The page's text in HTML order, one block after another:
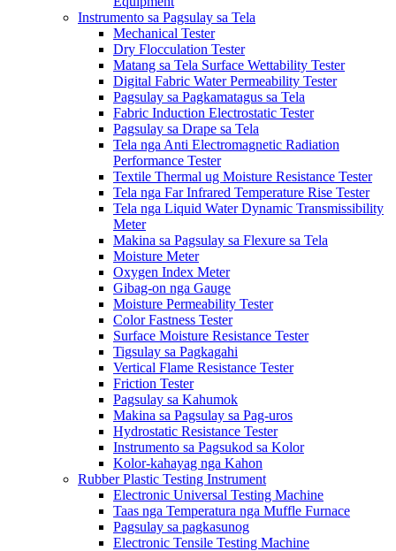
Instrumento sa Pagsulay sa Tela
Mechanical Tester
Dry Flocculation Tester
Matang sa Tela Surface Wettability Tester
Digital Fabric Water Permeability Tester
Pagsulay sa Pagkamatagus sa Tela
Fabric Induction Electrostatic Tester
Pagsulay sa Drape sa Tela
Tela nga Anti Electromagnetic Radiation
Performance Tester
Textile Thermal ug Moisture Resistance Tester
Tela nga Far Infrared Temperature Rise Tester
Tela nga Liquid Water Dynamic Transmissibility
Meter
Makina sa Pagsulay sa Flexure sa Tela
Moisture Meter
Oxygen Index Meter
Gibag-on nga Gauge
Moisture Permeability Tester
Color Fastness Tester
Surface Moisture Resistance Tester
Tigsulay sa Pagkagahi
Vertical Flame Resistance Tester
Friction Tester
Pagsulay sa Kahumok
Makina sa Pagsulay sa Pag-uros
Hydrostatic Resistance Tester
Instrumento sa Pagsukod sa Kolor
Kolor-kahayag nga Kahon
Rubber Plastic Testing Instrument
Electronic Universal Testing Machine
Taas nga Temperatura nga Muffle Furnace
Pagsulay sa pagkasunog
Electronic Tensile Testing Machine